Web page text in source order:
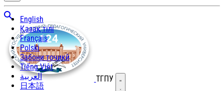
English
Қазақ тілі
Français
Polski
Забони тоҷикӣ
Tiếng Việt
العربية
日本語
ТГПУ Открыть меню